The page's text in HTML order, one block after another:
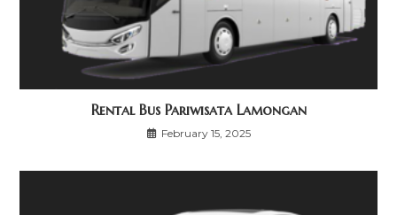
Rental Bus Pariwisata Lamongan
February 15, 2025